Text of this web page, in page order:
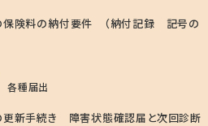
保険料の納付要件 （納付記録 記号の
各種届出
更新手続き 障害状態確認届と次回診断